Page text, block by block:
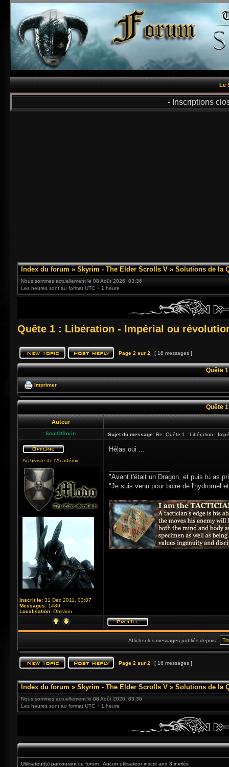
Le
- Inscriptions
Index du forum » Skyrim - The Elder Scrolls V » Solutions de la
Nous sommes actuellement le 08 Août 2026, 03:36
Les heures sont au format UTC + 1 heure
Quête 1 : Libération - Impérial ou
Page 2 sur 2 [ 16 messages ]
Quête
Imprimer
Quête
Auteur
SoulOfSorin Sujet du message: Re: Quête 1 : Libération -
Archiviste de l'Académie
Inscrit le: 31 Déc 2011, 03:07
Messages: 1489
Localisation: Oblivion
Hélas oui ...
"Avant t'était un Dragon, et puis tu as
"Je suis venu pour boire de l'hydromel
Afficher les messages publiés depuis:
Page 2 sur 2 [ 16 messages ]
Index du forum » Skyrim - The Elder Scrolls V » Solutions de la
Nous sommes actuellement le 08 Août 2026, 03:36
Les heures sont au format UTC + 1 heure
Utilisateur(s) parcourant ce forum : Aucun utilisateur inscrit and 3 invités